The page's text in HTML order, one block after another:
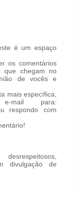
é um espaço
os comentários
que chegam no
de vocês e
mais específica,
mail para:
respondo com
divulgação de